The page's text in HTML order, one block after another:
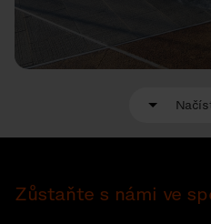
Zůstaňte s námi ve